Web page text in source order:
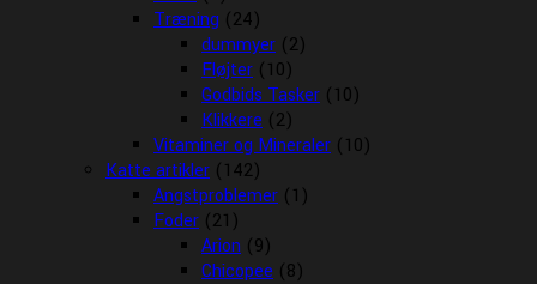
Træning (24)
dummyer (2)
Fløjter (10)
Godbids Tasker (10)
Klikkere (2)
Vitaminer og Mineraler (10)
Katte artikler (142)
Angstproblemer (1)
Foder (21)
Arion (9)
Chicopee (8)